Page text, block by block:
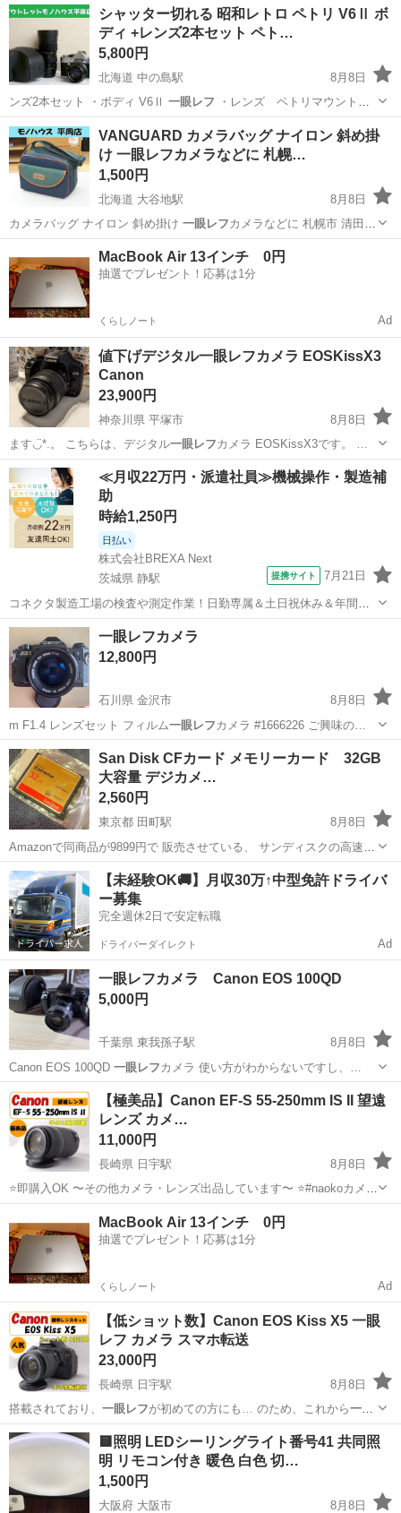
シャッター切れる 昭和レトロ ペトリ V6Ⅱ ボ
ディ +レンズ2本セット ペト…
5,800円
北海道 中の島駅
8月8日
ンズ2本セット ・ボディ V6Ⅱ 一眼レフ ・レンズ ペトリマウント
pe…
北海道 札幌市
VANGUARD カメラバッグ ナイロン 斜め掛
け 一眼レフカメラなどに 札幌…
1,500円
北海道 大谷地駅
8月8日
カメラバッグ ナイロン 斜め掛け 一眼レフ カメラなどに 札幌市 清田区
平岡 …
札幌市 大谷地駅 カメラ 一眼レフカメラ
MacBook Air 13インチ 0円
抽選でプレゼント！応募は1分
くらしノート Ad
値下げデジタル一眼レフカメラ EOSKissX3
Canon
23,900円
神奈川県 平塚市
8月8日
ます◡̈*.。 こちらは、デジタル一眼レフ カメラ EOSKissX3です。 …
神奈川 平塚市 カメラ デジタル一眼レフカメラ
≪月収22万円・派遣社員≫機械操作・製造補
助
時給1,250円
日払い
株式会社BREXA Next
茨城県 静駅
提携サイト 7月21日
コネクタ製造工場の検査や測定作業！日勤専属＆土日祝休み＆年間休
日128日★クリーンルーム内作業★マイカー通勤OK＆無料駐車場あり
★就業先食堂利用可！日払い制度あり！《茨城県常陸大宮市》 人気の
工場のお仕事 ◇コネクタ製造工...
茨城 常陸大宮市
一眼レフカメラ
12,800円
石川県 金沢市
8月8日
m F1.4 レンズセット フィルム一眼レフ カメラ #1666226 ご興味の…
石川 金沢市
San Disk CFカード メモリーカード 32GB
大容量 デジカメ…
2,560円
東京都 田町駅
8月8日
Amazonで同商品が9899円で 販売させている、 サンディスクの高速、
大容量 コンパクト フラッシュ メモリーカードです。 PCにて認識、
FAT32で フォーマット済みです。 古いデジカメや一眼等、中々高値の
為 いかが...
東京 港区 田町駅 メモリーカード San
【未経験OK🚚】月収30万↑中型免許ドライバ
ー募集
完全週休2日で安定転職
ドライバーダイレクト Ad
一眼レフカメラ Canon EOS 100QD
5,000円
千葉県 東我孫子駅
8月8日
Canon EOS 100QD 一眼レフ カメラ 使い方がわからないですし、…
千葉 我孫子市 東我孫子駅
【極美品】Canon EF-S 55-250mm IS II 望遠
レンズ カメ…
11,000円
長崎県 日宇駅
8月8日
⭐️即購入OK 〜その他カメラ・レンズ出品しています〜 ⭐️#naokoカメラ
■ Canon EF-S 55-250mm F4-5.6 IS II 軽量・コンパクトながら250mm
までカバーする、使いやすい...
カメラ
MacBook Air 13インチ 0円
抽選でプレゼント！応募は1分
くらしノート Ad
【低ショット数】Canon EOS Kiss X5 一眼
レフ カメラ スマホ転送
23,000円
長崎県 日宇駅
8月8日
搭載されており、 一眼レフが初めての方にも… のため、これから一眼
レフ
撮影を始めたい方… / X5 /一眼レフ/ カメラ …
長崎 佐世保市 日宇駅 カメラ EOS Kiss X5
🟨照明 LEDシーリングライト番号41 共同照
明 リモコン付き 暖色 白色 切…
1,500円
大阪府 大阪市 8月8日